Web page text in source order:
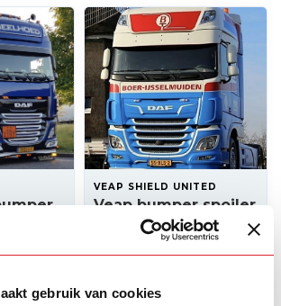
gebruik van cookies
VEAP SHIELD UNITED
Veap bumper spoiler
Daf XF